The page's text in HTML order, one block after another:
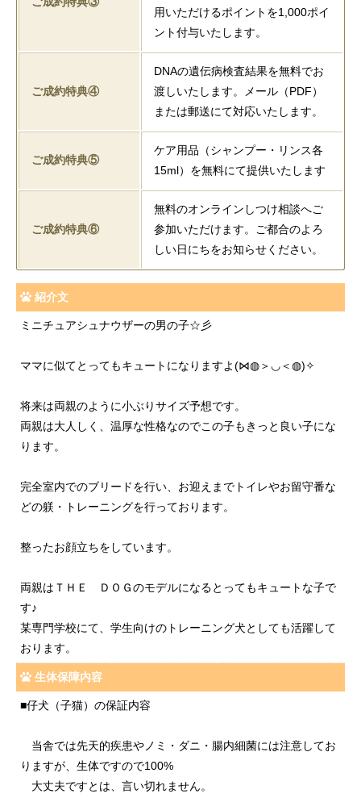
用いただけるポイントを1,000ポイ
ント付与いたします。
ご成約特典④
DNAの遺伝病検査結果を無料でお
渡しいたします。メール（PDF）
または郵送にて対応いたします。
ご成約特典⑤
ケア用品（シャンプー・リンス各
15ml）を無料にて提供いたします
ご成約特典⑥
無料のオンラインしつけ相談へご
参加いただけます。ご都合のよろ
しい日にちをお知らせください。
紹介文
ミニチュアシュナウザーの男の子☆彡
ママに似てとってもキュートになりますよ(⋈◍＞◡＜◍)✧
将来は両親のように小ぶりサイズ予想です。
両親は大人しく、温厚な性格なのでこの子もきっと良い子にな
ります。
完全室内でのブリードを行い、お迎えまでトイレやお留守番な
どの躾・トレーニングを行っております。
整ったお顔立ちをしています。
両親はＴＨＥ ＤＯＧのモデルになるとってもキュートな子で
す♪
某専門学校にて、学生向けのトレーニング犬としても活躍して
おります。
生体保障内容
■仔犬（子猫）の保証内容
当舎では先天的疾患やノミ・ダニ・腸内細菌には注意してお
りますが、生体ですので100%
大丈夫ですとは、言い切れません。